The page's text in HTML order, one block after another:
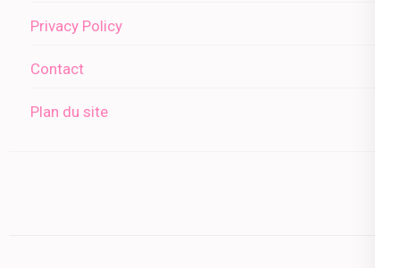
Privacy Policy
Contact
Plan du site